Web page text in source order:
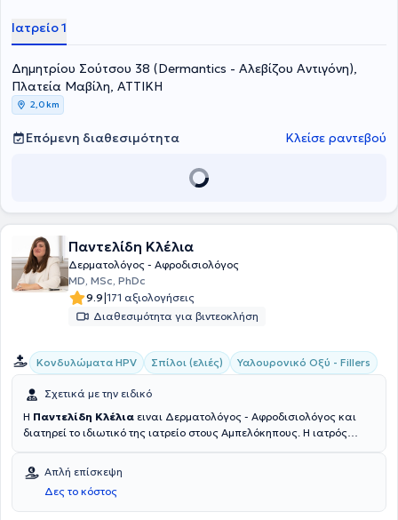
Δερματοσκόπησης και της Ελληνικής Εταιρείας
Δερματοχειρουργικής, Laser και Αισθητικής Δερματολογίας.
Ιατρείο 1
Δημητρίου Σούτσου 38 (Dermantics - Αλεβίζου Αντιγόνη),
Πλατεία Μαβίλη, ΑΤΤΙΚΗ
2,0 km
Επόμενη διαθεσιμότητα Κλείσε ραντεβού
Παντελίδη Κλέλια
Δερματολόγος - Αφροδισιολόγος
MD, MSc, PhDc
9.9|171 αξιολογήσεις
Διαθεσιμότητα για βιντεοκλήση
Κονδυλώματα HPV Σπίλοι (ελιές) Υαλουρονικό Οξύ - Fillers
Σχετικά με την ειδικό
Η Παντελίδη Κλέλια ειναι Δερματολόγος - Αφροδισιολόγος και
διατηρεί το ιδιωτικό της ιατρείο στους Αμπελόκηπους. Η ιατρός
Δερματολογία την Παιδοδερματολογία, την Ακμή ενηλίκων και
παίδων, τις Δερματοπάθειες Κύησης, τα Κονδυλώματα HPV, τα
Σεξουαλικώς Μεταδιδόμενα Νοσήματα καθώς και την Ψωρίαση.
Στο ιατρείο της αντιμετωπίζει πλήθος περιστατικών έχοντας πάντα
Απλή επίσκεψη
Δες το κόστος